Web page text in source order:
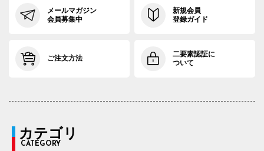
メールマガジン
会員募集中
新規会員
登録ガイド
ご注文方法
二要素認証に
ついて
カテゴリ
CATEGORY